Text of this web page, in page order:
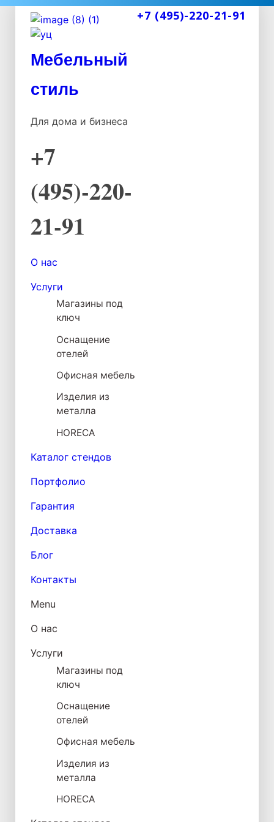
Мебельный
стиль
Для дома и бизнеса
+7
(495)-220-
21-91
О нас
Услуги
Магазины под
ключ
Оснащение
отелей
Офисная мебель
Изделия из
металла
HORECA
Каталог стендов
Портфолио
Гарантия
Доставка
Блог
Контакты
Menu
О нас
Услуги
Магазины под
ключ
Оснащение
отелей
Офисная мебель
Изделия из
металла
HORECA
+7 (495)-220-21-91